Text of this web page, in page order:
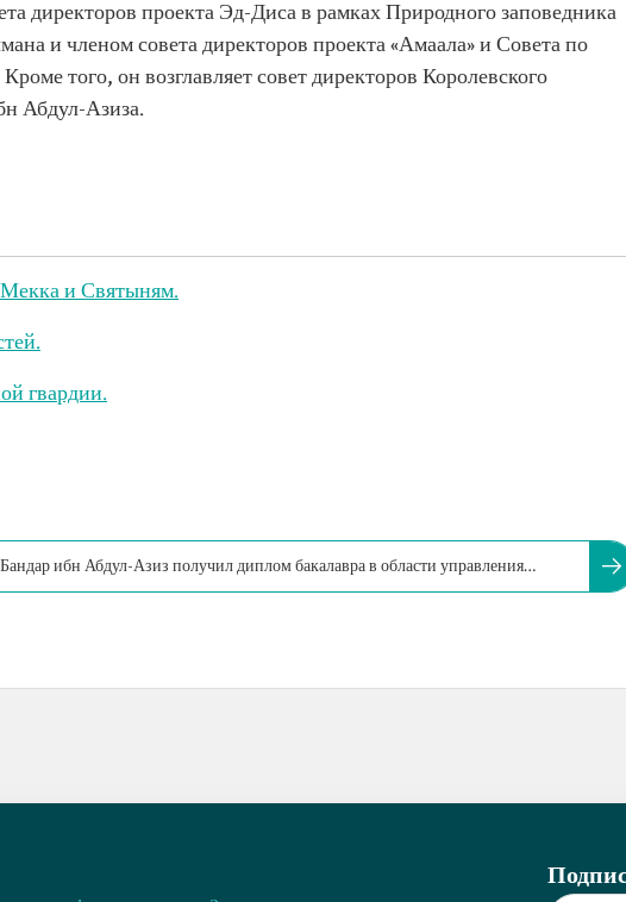
директоров проекта Эд-Диса в рамках Природного заповедника
и членом совета директоров проекта «Амаала» и Совета по
того, он возглавляет совет директоров Королевского
Абдул-Азиза.
Мекка и Святыням.
гвардии.
ибн Абдул-Азиз получил диплом бакалавра в области управления